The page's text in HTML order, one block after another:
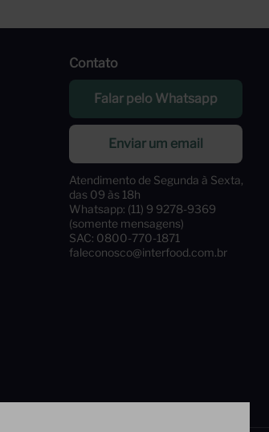
Contato
Falar pelo Whatsapp
Enviar um email
Atendimento de Segunda à Sexta,
das 09 às 18h
Whatsapp: (11) 9 9278-9369
(somente mensagens)
SAC: 0800-770-1871
faleconosco@interfood.com.br